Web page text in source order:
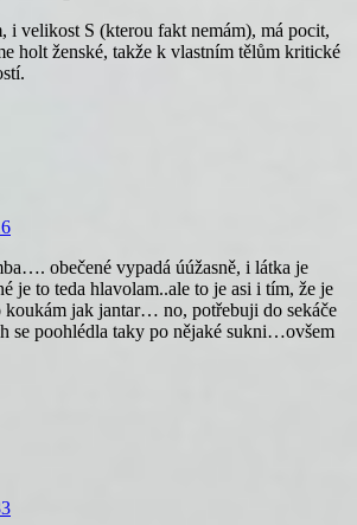
i velikost S (kterou fakt nemám), má pocit,
holt ženské, takže k vlastním tělům kritické
obečené vypadá úúžasně, i látka je
je to teda hlavolam..ale to je asi i tím, že je
koukám jak jantar… no, potřebuji do sekáče
se poohlédla taky po nějaké sukni…ovšem